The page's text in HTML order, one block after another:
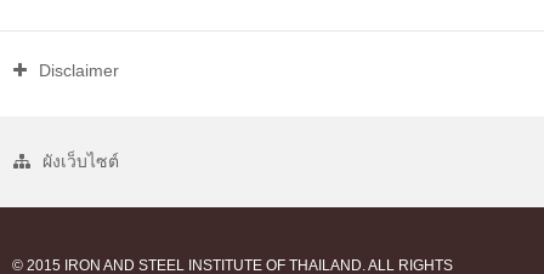
Disclaimer
ผังเว็บไซต์
© 2015 IRON AND STEEL INSTITUTE OF THAILAND. ALL RIGHTS